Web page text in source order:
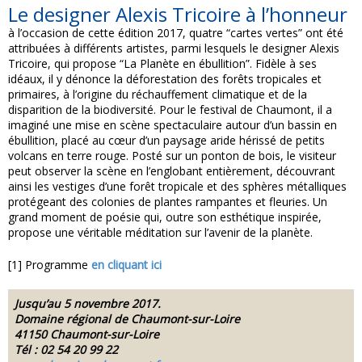
Le designer Alexis Tricoire à l’honneur
à l’occasion de cette édition 2017, quatre “cartes vertes” ont été
attribuées à différents artistes, parmi lesquels le designer Alexis
Tricoire, qui propose “La Planète en ébullition”. Fidèle à ses
idéaux, il y dénonce la déforestation des forêts tropicales et
primaires, à l’origine du réchauffement climatique et de la
disparition de la biodiversité. Pour le festival de Chaumont, il a
imaginé une mise en scène spectaculaire autour d’un bassin en
ébullition, placé au cœur d’un paysage aride hérissé de petits
volcans en terre rouge. Posté sur un ponton de bois, le visiteur
peut observer la scène en l’englobant entièrement, découvrant
ainsi les vestiges d’une forêt tropicale et des sphères métalliques
protégeant des colonies de plantes rampantes et fleuries. Un
grand moment de poésie qui, outre son esthétique inspirée,
propose une véritable méditation sur l’avenir de la planète.
[1] Programme en cliquant ici
Jusqu’au 5 novembre 2017.
Domaine régional de Chaumont-sur-Loire
41150 Chaumont-sur-Loire
Tél : 02 54 20 99 22